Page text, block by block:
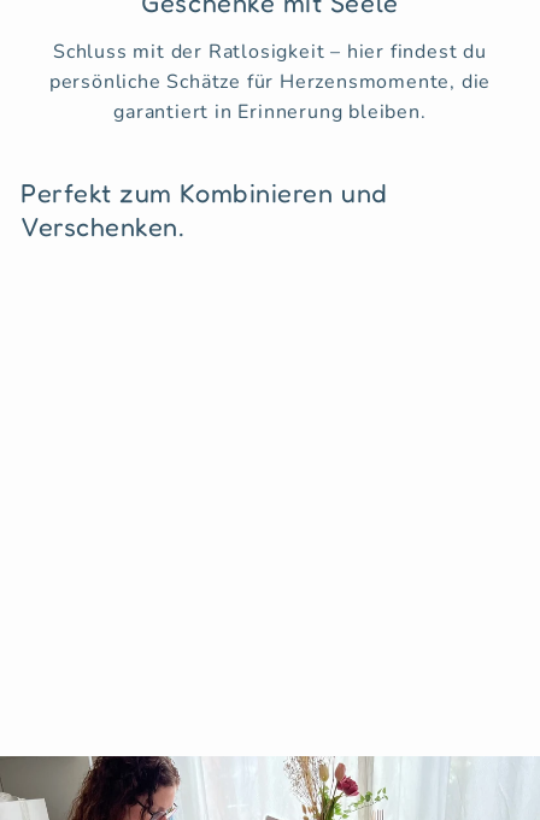
Schluss mit der Ratlosigkeit – hier findest du
persönliche Schätze für Herzensmomente, die
garantiert in Erinnerung bleiben.
Perfekt zum Kombinieren und
Verschenken.
5
0